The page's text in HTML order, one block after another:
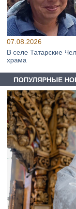
07.08.2026
В селе Татарские
храма
ПОПУЛЯРНЫЕ